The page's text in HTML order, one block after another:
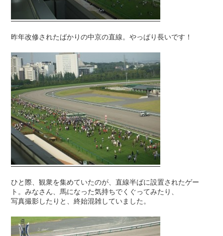
昨年改修されたばかりの中京の直線。やっぱり長いです！
ひと際、観衆を集めていたのが、直線半ばに設置されたゲー
ト。みなさん、馬になった気持ちでくぐってみたり、
写真撮影したりと、終始混雑していました。